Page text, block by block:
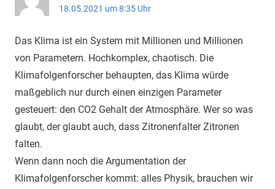
18.05.2021 um 8:35 Uhr
Das Klima ist ein System mit Millionen und Millionen
von Parametern. Hochkomplex, chaotisch. Die
Klimafolgenforscher behaupten, das Klima würde
maßgeblich nur durch einen einzigen Parameter
gesteuert: den CO2 Gehalt der Atmosphäre. Wer so was
glaubt, der glaubt auch, dass Zitronenfalter Zitronen
falten.
Wenn dann noch die Argumentation der
Klimafolgenforscher kommt: alles Physik, brauchen wir